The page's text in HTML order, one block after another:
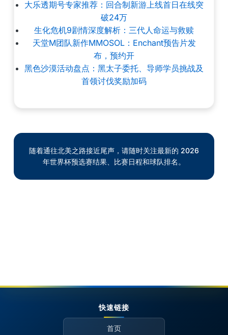
大乐透期号专家推荐：回合制新游上线首日在线突
破24万
生化危机9剧情深度解析：三代人命运与救赎
天堂M团队新作MMOSOL：Enchant预告片发
布，预约开
黑色沙漠活动盘点：黑太子委托、导师学员挑战及
首领讨伐奖励加码
随着通往北美之路接近尾声，请随时关注最新的 2026
年世界杯预选赛结果、比赛日程和球队排名。
快速链接
首页